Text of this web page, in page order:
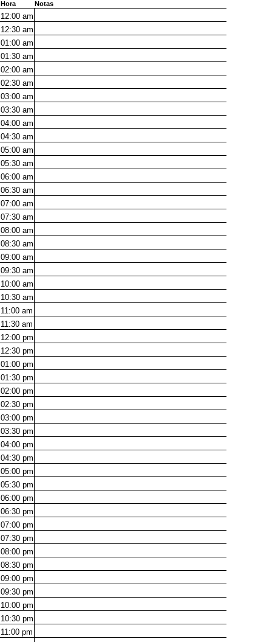
Hora Notas
12:00 am
12:30 am
01:00 am
01:30 am
02:00 am
02:30 am
03:00 am
03:30 am
04:00 am
04:30 am
05:00 am
05:30 am
06:00 am
06:30 am
07:00 am
07:30 am
08:00 am
08:30 am
09:00 am
09:30 am
10:00 am
10:30 am
11:00 am
11:30 am
12:00 pm
12:30 pm
01:00 pm
01:30 pm
02:00 pm
02:30 pm
03:00 pm
03:30 pm
04:00 pm
04:30 pm
05:00 pm
05:30 pm
06:00 pm
06:30 pm
07:00 pm
07:30 pm
08:00 pm
08:30 pm
09:00 pm
09:30 pm
10:00 pm
10:30 pm
11:00 pm